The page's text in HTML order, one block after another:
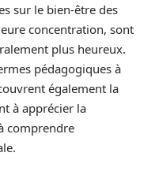
sur le bien-être des
concentration, sont
plus heureux.
pédagogiques à
également la
à apprécier la
comprendre